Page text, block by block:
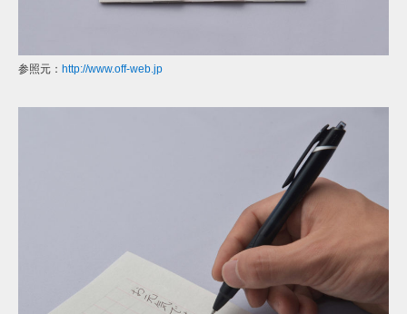
参照元： http://www.off-web.jp